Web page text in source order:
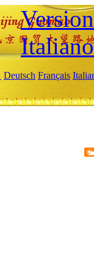
Italiano
Deutsch Français